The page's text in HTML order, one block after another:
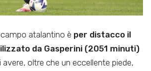
atalantino è per distacco il
da Gasperini (2051 minuti)
oltre che un eccellente piede,